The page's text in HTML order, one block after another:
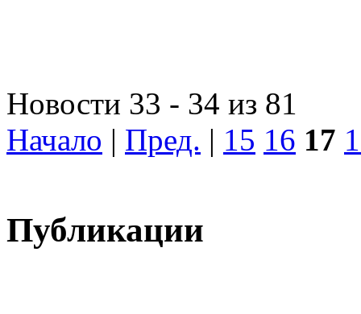
Новости 33 - 34 из 81
Начало | Пред. | 15 16 17
Публикации